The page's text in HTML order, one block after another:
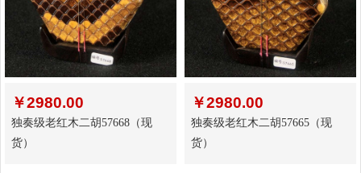
￥2980.00
独奏级老红木二胡57668（现
货）
￥2980.00
独奏级老红木二胡57665（现
货）